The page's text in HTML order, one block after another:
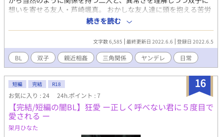
想いを寄せる友人・芦崎颯真。 おかしな友人達に頭を抱える苦労
人・橘和樹。 高校生らしく遊んだりエロい事したり、心中したが
ったりする彼らのお馬鹿な日常話です。
続きを読む
文字数 6,585 最終更新日 2022.6.6 登録日 2022.6.5
BL 双子 親近相姦 三角関係 ヤンデレ 日常
16
短編 完結 R18
お気に入り : 24 24h.ポイント : 7
【完結/短編の闇BL】狂愛 ー正しく呼べない君に５度目で
愛される ー
架月ひなた